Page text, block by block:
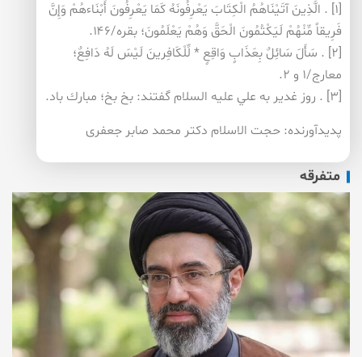
[۱] . الَّذِينَ آتَيْنَاهُمُ الْكِتَابَ يَعْرِفُونَهُ كَمَا يَعْرِفُونَ أَبْنَاءهُمْ وَإِنَّ
فَرِيقاً مِّنْهُمْ لَيَكْتُمُونَ الْحَقَّ وَهُمْ يَعْلَمُونَ؛ بقره/۱۴۶.
[۲] . سَأَلَ سَائِلٌ بِعَذَابٍ وَاقِعٍ * لِّلْكَافِرينَ لَيْسَ لَهُ دَافِعٌ؛
معارج/۱ و ۲.
[۳] . روز غدير به علي عليه السلام گفتند: بخ بخ؛ مبارك باد.
پدیدآورنده: حجت الاسلام دكتر محمد صابر جعفری
متفرقه